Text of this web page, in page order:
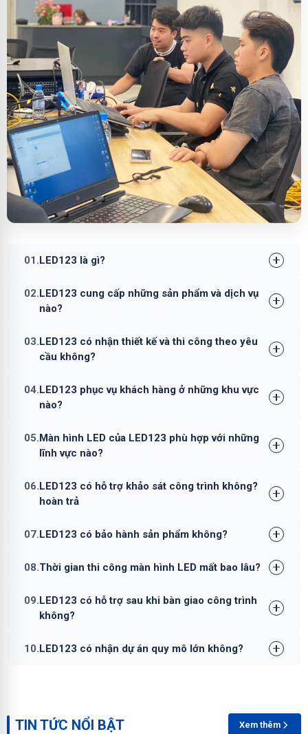
01.LED123 là gì?
02.LED123 cung cấp những sản phẩm và dịch vụ
nào?
03.LED123 có nhận thiết kế và thi công theo yêu
cầu không?
04.LED123 phục vụ khách hàng ở những khu vực
nào?
05.Màn hình LED của LED123 phù hợp với những
lĩnh vực nào?
06.LED123 có hỗ trợ khảo sát công trình không?
hoàn trả
07.LED123 có bảo hành sản phẩm không?
08.Thời gian thi công màn hình LED mất bao lâu?
09.LED123 có hỗ trợ sau khi bàn giao công trình
không?
10.LED123 có nhận dự án quy mô lớn không?
TIN TỨC NỔI BẬT Xem thêm